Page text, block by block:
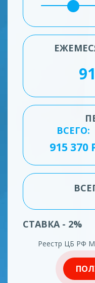
ВСЕГО:
СТАВКА - 2%
Реестр ЦБ РФ